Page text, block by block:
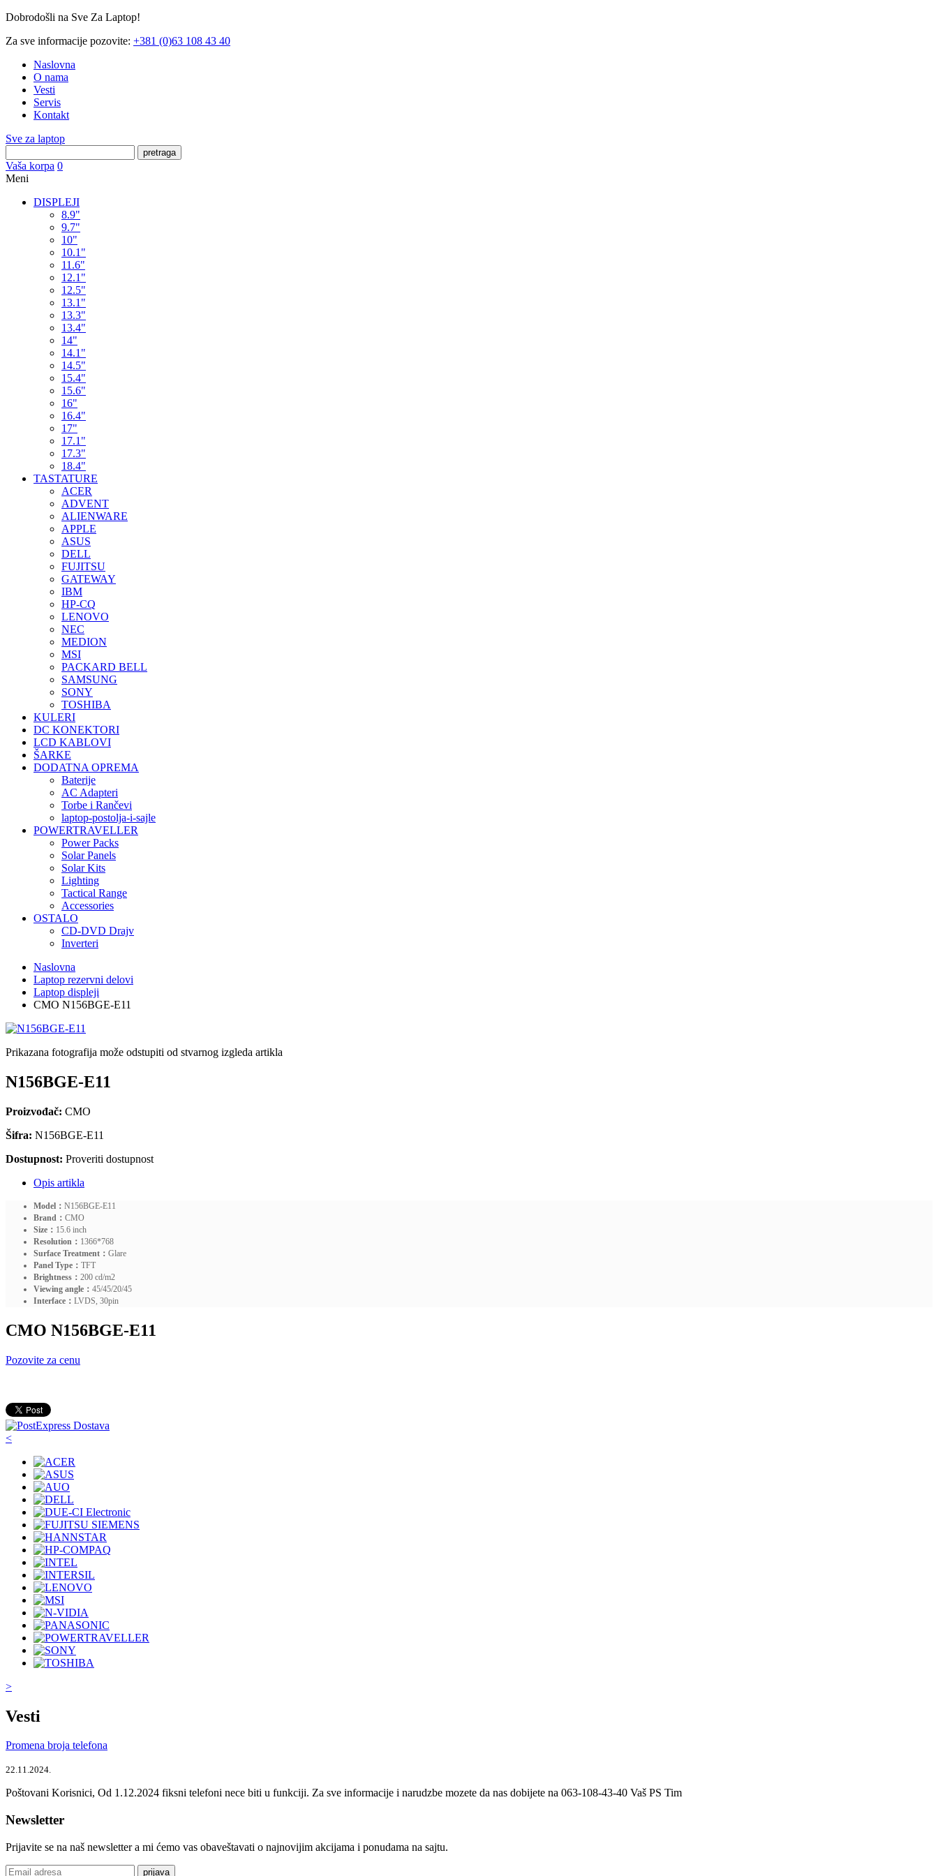
Dobrodošli na Sve Za Laptop!
Za sve informacije pozovite: +381 (0)63 108 43 40
Naslovna
O nama
Vesti
Servis
Kontakt
Sve za laptop
pretraga
Vaša korpa 0
Meni
DISPLEJI
8.9"
9.7"
10"
10.1"
11.6"
12.1"
12.5"
13.1"
13.3"
13.4"
14"
14.1"
14.5"
15.4"
15.6"
16"
16.4"
17"
17.1"
17.3"
18.4"
TASTATURE
ACER
ADVENT
ALIENWARE
APPLE
ASUS
DELL
FUJITSU
GATEWAY
IBM
HP-CQ
LENOVO
NEC
MEDION
MSI
PACKARD BELL
SAMSUNG
SONY
TOSHIBA
KULERI
DC KONEKTORI
LCD KABLOVI
ŠARKE
DODATNA OPREMA
Baterije
AC Adapteri
Torbe i Rančevi
laptop-postolja-i-sajle
POWERTRAVELLER
Power Packs
Solar Panels
Solar Kits
Lighting
Tactical Range
Accessories
OSTALO
CD-DVD Drajv
Inverteri
Naslovna
Laptop rezervni delovi
Laptop displeji
CMO N156BGE-E11
Prikazana fotografija može odstupiti od stvarnog izgleda artikla
N156BGE-E11
Proizvođač: CMO
Šifra: N156BGE-E11
Dostupnost: Proveriti dostupnost
Opis artikla
Model： N156BGE-E11
Brand： CMO
Size： 15.6 inch
Resolution： 1366*768
Surface Treatment： Glare
Panel Type： TFT
Brightness： 200 cd/m2
Viewing angle： 45/45/20/45
Interface： LVDS, 30pin
CMO N156BGE-E11
Pozovite za cenu
<
>
Vesti
Promena broja telefona
22.11.2024.
Poštovani Korisnici, Od 1.12.2024 fiksni telefoni nece biti u funkciji. Za sve informacije i narudzbe mozete da nas dobijete na 063-108-43-40 Vaš PS Tim
Newsletter
Prijavite se na naš newsletter a mi ćemo vas obaveštavati o najnovijim akcijama i ponudama na sajtu.
prijava